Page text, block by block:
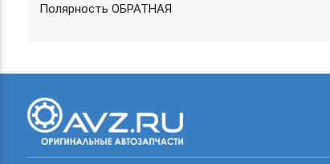
Полярность ОБРАТНАЯ